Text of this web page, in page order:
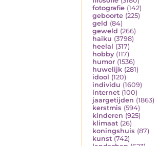
fotografie (142)
geboorte (225)
geld (84)
geweld (266)
haiku (3798)
heelal (317)
hobby (117)
humor (1536)
huwelijk (281)
idool (120)
individu (1609)
internet (100)
jaargetijden (1863)
kerstmis (594)
kinderen (925)
klimaat (26)
koningshuis (87)
kunst (742)